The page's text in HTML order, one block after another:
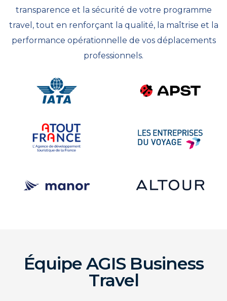
transparence et la sécurité de votre programme
travel, tout en renforçant la qualité, la maîtrise et la
performance opérationnelle de vos déplacements
professionnels.
Équipe AGIS Business
Travel